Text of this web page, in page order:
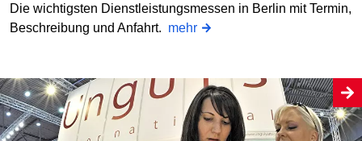
Die wichtigsten Dienstleistungsmessen in Berlin mit Termin,
Beschreibung und Anfahrt. mehr